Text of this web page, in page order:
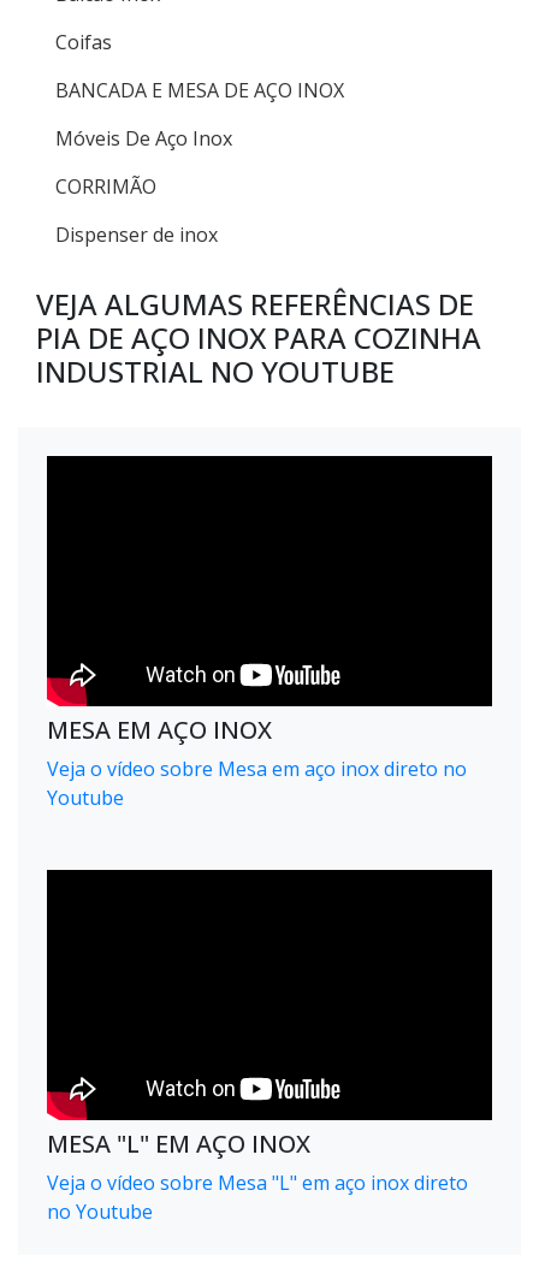
Coifas
BANCADA E MESA DE AÇO INOX
Móveis De Aço Inox
CORRIMÃO
Dispenser de inox
VEJA ALGUMAS REFERÊNCIAS DE
PIA DE AÇO INOX PARA COZINHA
INDUSTRIAL NO YOUTUBE
MESA EM AÇO INOX
Veja o vídeo sobre Mesa em aço inox direto no
Youtube
MESA "L" EM AÇO INOX
Veja o vídeo sobre Mesa "L" em aço inox direto
no Youtube